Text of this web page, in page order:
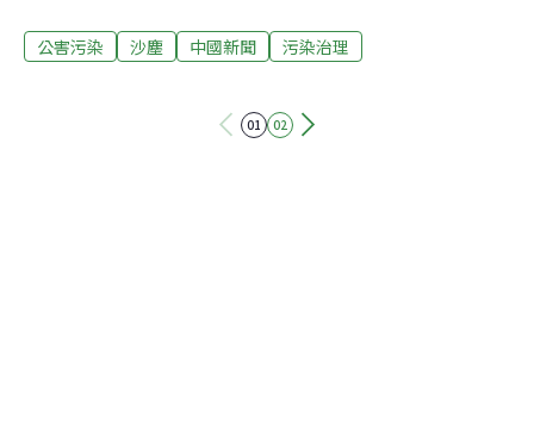
光顧，所以呼吸系統最容易受傷。霧霾不僅能直接進入並
成感染。因此，肺就最易受到傷害，引起感冒、肺部感染
公害污染 沙塵 中國新聞 污染治理
01 02